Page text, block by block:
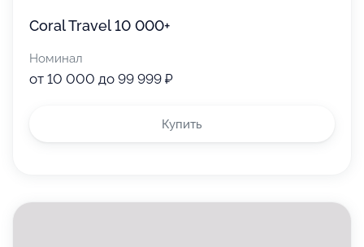
Coral Travel 10 000+
Номинал
от 10 000 до 99 999 ₽
Купить